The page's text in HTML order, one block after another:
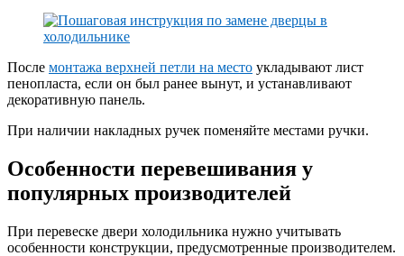
После монтажа верхней петли на место укладывают лист
пенопласта, если он был ранее вынут, и устанавливают
декоративную панель.
При наличии накладных ручек поменяйте местами ручки.
Особенности перевешивания у
популярных производителей
При перевеске двери холодильника нужно учитывать
особенности конструкции, предусмотренные производителем.